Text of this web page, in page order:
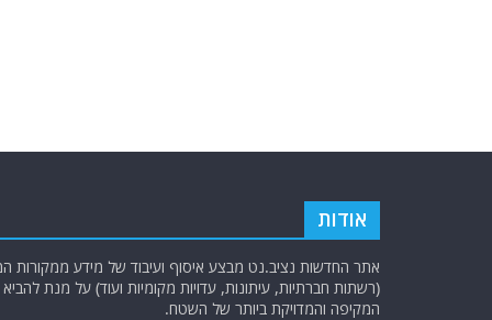
אודות
אתר החדשות נציב.נט מבצע איסוף ועיבוד של מידע ממקורות
(רשתות חברתיות, עיתונות, עדויות מקומיות ועוד) על מנת
המקיפה והמדויקת ביותר של השטח.